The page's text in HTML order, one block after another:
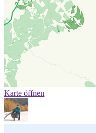
Karte öffnen